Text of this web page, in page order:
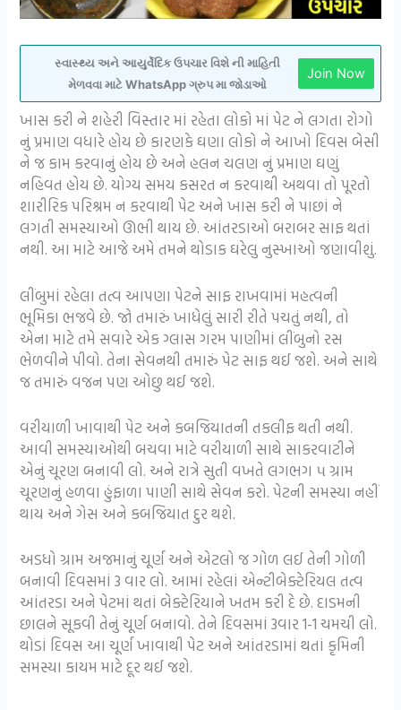
સ્વાસ્થ્ય અને આયુર્વેદિક ઉપચાર વિશે ની માહિતી
મેળવવા માટે WhatsApp ગ્રુપ મા જોડાઓ
Join Now
ખાસ કરી ને શહેરી વિસ્તાર માં રહેતા લોકો માં પેટ ને લગતા રોગો
નું પ્રમાણ વધારે હોય છે કારણકે ઘણા લોકો ને આખો દિવસ બેસી
ને જ કામ કરવાનું હોય છે અને હલન ચલણ નું પ્રમાણ ઘણું
નહિવત હોય છે. યોગ્ય સમય કસરત ન કરવાથી અથવા તો પૂરતો
શારીરિક પરિશ્રમ ન કરવાથી પેટ અને ખાસ કરી ને પાછાં ને
લગતી સમસ્યાઓ ઊભી થાય છે. આંતરડાઓ બરાબર સાફ થતાં
નથી. આ માટે આજે અમે તમને થોડાક ઘરેલુ નુસ્ખાઓ જણાવીશું.
લીંબુમાં રહેલા તત્વ આપણા પેટને સાફ રાખવામાં મહત્વની
ભૂમિકા ભજવે છે. જો તમારું ખાધેલું સારી રીતે પચતું નથી, તો
એના માટે તમે સવારે એક ગ્લાસ ગરમ પાણીમાં લીંબુનો રસ
ભેળવીને પીવો. તેના સેવનથી તમારું પેટ સાફ થઈ જશે. અને સાથે
જ તમારું વજન પણ ઓછુ થઈ જશે.
વરીયાળી ખાવાથી પેટ અને કબજિયાતની તકલીફ થતી નથી.
આવી સમસ્યાઓથી બચવા માટે વરીયાળી સાથે સાકરવાટીને
એનું ચૂરણ બનાવી લો. અને રાત્રે સુતી વખતે લગભગ ૫ ગ્રામ
ચૂરણનું હળવા હુંફાળા પાણી સાથે સેવન કરો. પેટની સમસ્યા નહીં
થાય અને ગેસ અને કબજિયાત દુર થશે.
અડધો ગ્રામ અજમાનું ચૂર્ણ અને એટલો જ ગોળ લઈ તેની ગોળી
બનાવી દિવસમાં 3 વાર લો. આમાં રહેલાં એન્ટીબેક્ટેરિયલ તત્વ
આંતરડા અને પેટમાં થતાં બેક્ટેરિયાને ખતમ કરી દે છે. દાડમની
છાલને સૂકવી તેનું ચૂર્ણ બનાવો. તેને દિવસમાં 3વાર 1-1 ચમચી લો.
થોડાં દિવસ આ ચૂર્ણ ખાવાથી પેટ અને આંતરડામાં થતાં કૃમિની
સમસ્યા કાયમ માટે દૂર થઈ જશે.